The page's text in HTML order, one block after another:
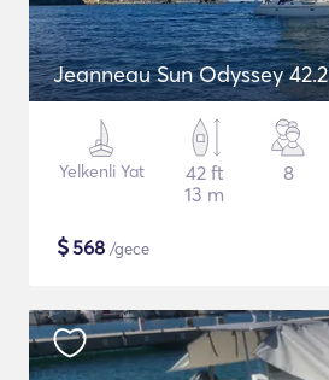
Jeanneau Sun Odyssey 42.2
Yelkenli Yat
42 ft
13 m
8
$568 /gece